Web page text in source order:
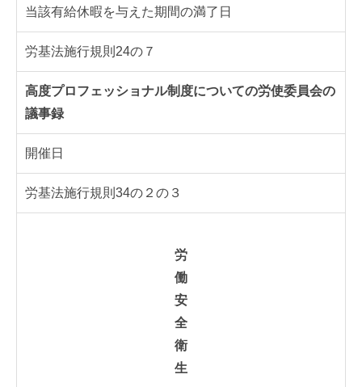
当該有給休暇を与えた期間の満了日
労基法施行規則24の７
高度プロフェッショナル制度についての労使委員会の
議事録
開催日
労基法施行規則34の２の３
労
働
安
全
衛
生